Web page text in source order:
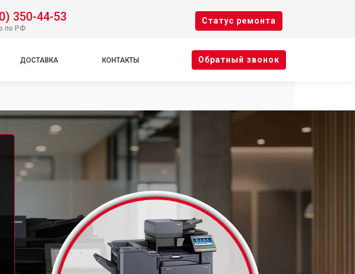
350-44-53
по РФ
Cтатус ремонта
ДОСТАВКА КОНТАКТЫ Oбратный звонок